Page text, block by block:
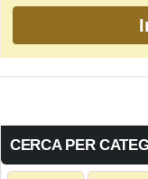
CERCA PER